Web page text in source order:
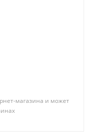
магазина и может